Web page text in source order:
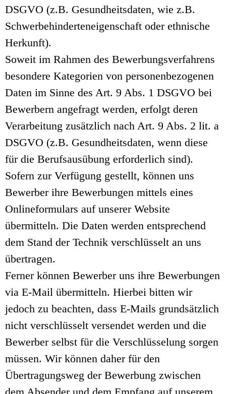
DSGVO (z.B. Gesundheitsdaten, wie z.B.
Schwerbehinderteneigenschaft oder ethnische
Herkunft).
Soweit im Rahmen des Bewerbungsverfahrens
besondere Kategorien von personenbezogenen
Daten im Sinne des Art. 9 Abs. 1 DSGVO bei
Bewerbern angefragt werden, erfolgt deren
Verarbeitung zusätzlich nach Art. 9 Abs. 2 lit. a
DSGVO (z.B. Gesundheitsdaten, wenn diese
für die Berufsausübung erforderlich sind).
Sofern zur Verfügung gestellt, können uns
Bewerber ihre Bewerbungen mittels eines
Onlineformulars auf unserer Website
übermitteln. Die Daten werden entsprechend
dem Stand der Technik verschlüsselt an uns
übertragen.
Ferner können Bewerber uns ihre Bewerbungen
via E-Mail übermitteln. Hierbei bitten wir
jedoch zu beachten, dass E-Mails grundsätzlich
nicht verschlüsselt versendet werden und die
Bewerber selbst für die Verschlüsselung sorgen
müssen. Wir können daher für den
Übertragungsweg der Bewerbung zwischen